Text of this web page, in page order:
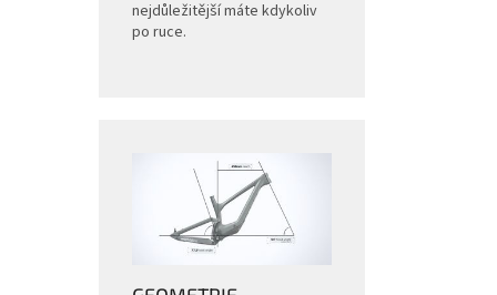
nejdůležitější máte kdykoliv
po ruce.